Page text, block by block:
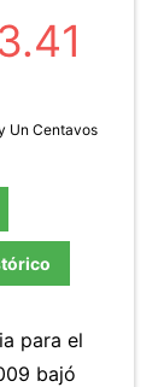
Un Centavos
para el
bajó